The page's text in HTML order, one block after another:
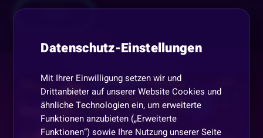
Datenschutz-Einstellungen
Mit Ihrer Einwilligung setzen wir und
Drittanbieter auf unserer Website Cookies und
ähnliche Technologien ein, um erweiterte
Funktionen anzubieten („Erweiterte
Funktionen“) sowie Ihre Nutzung unserer Seite